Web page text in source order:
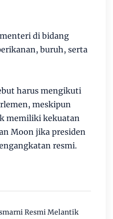
di bidang
buruh, serta
harus mengikuti
meskipun
memiliki kekuatan
Moon jika presiden
resmi.
Resmi Melantik